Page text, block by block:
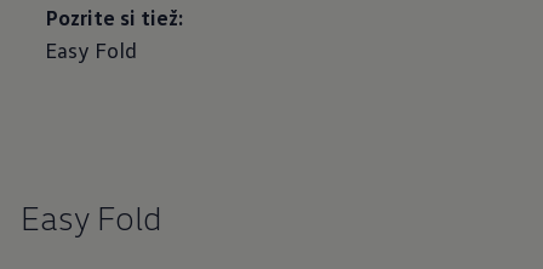
Pozrite si tiež:
Easy Fold
Easy Fold